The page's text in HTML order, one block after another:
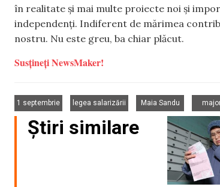
în realitate și mai multe proiecte noi și
independenți. Indiferent de mărimea
nostru. Nu este greu, ba chiar plăcut.
Susțineți NewsMaker!
1 septembrie
legea salarizării
Maia Sandu
Știri similare